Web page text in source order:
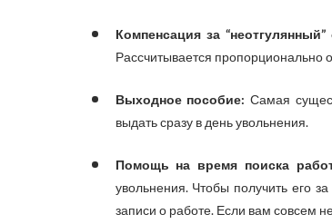
Компенсация за “неотгулянный”
Рассчитывается пропорционально
Выходное пособие: Самая
выдать сразу в день увольнения.
Помощь на время поиска
увольнения. Чтобы получить его
записи о работе. Если вам совсем